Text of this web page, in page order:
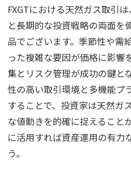
FXGTにおける天然ガス取引
と長期的な投資戦略の両面を
品でございます。季節性や需
った複雑な要因が価格に影響
集とリスク管理が成功の鍵と
性の高い取引環境と多機能プ
することで、投資家は天然ガ
な値動きを的確に捉えること
に活用すれば資産運用の有力
う。